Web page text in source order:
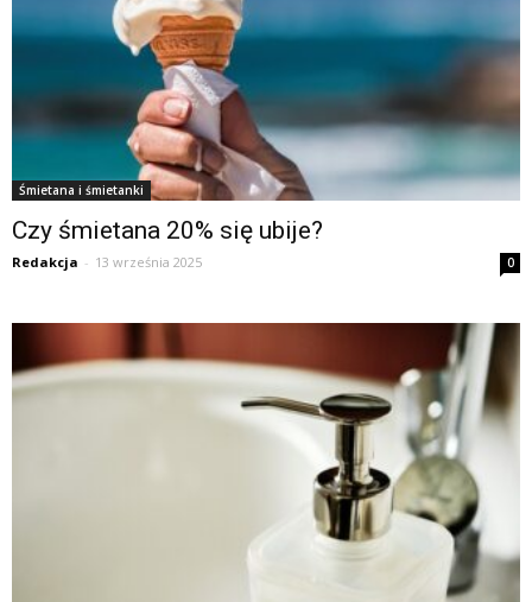
Śmietana i śmietanki
Czy śmietana 20% się ubije?
Redakcja - 13 września 2025 0